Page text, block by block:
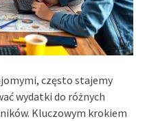
często stajemy
wydatki do różnych
Kluczowym krokiem